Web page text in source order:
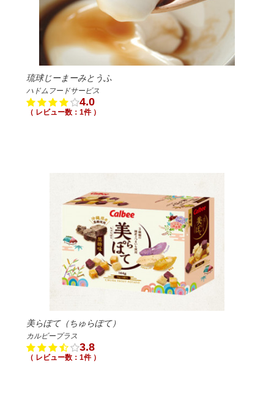
琉球じーまーみとうふ
ハドムフードサービス
4.0
（ レビュー数：1件 ）
美らぽて（ちゅらぽて）
カルビープラス
3.8
（ レビュー数：1件 ）